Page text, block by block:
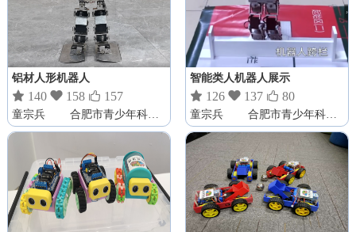
铝材人形机器人
 140  158  157
童宗兵 合肥市青少年科技创新教育学会
智能类人机器人展示
 126  137  80
童宗兵 合肥市青少年科技创新教育学会